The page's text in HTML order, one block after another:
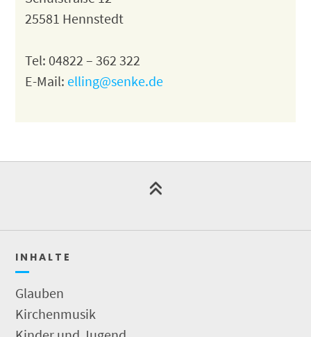
25581 Hennstedt
Tel: 04822 – 362 322
E-Mail: elling@senke.de
I N H A L T E
Glauben
Kirchenmusik